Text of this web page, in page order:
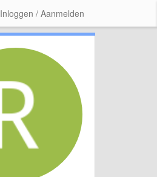
Inloggen / Aanmelden